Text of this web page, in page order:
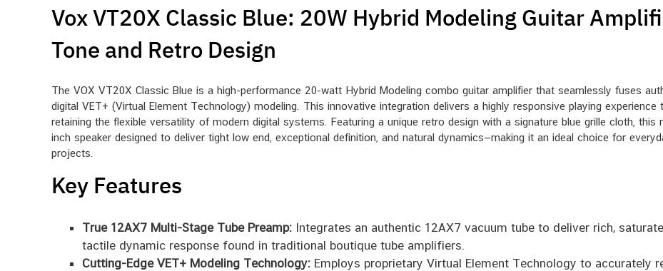
Vox VT20X Classic Blue: 20W Hybrid Modeling Guitar
Tone and Retro Design
The VOX VT20X Classic Blue is a high-performance 20-watt Hybrid Modeling combo guitar amplifier that seamlessly fuses
digital VET+ (Virtual Element Technology) modeling. This innovative integration delivers a highly responsive playing
retaining the flexible versatility of modern digital systems. Featuring a unique retro design with a signature blue grille cloth,
inch speaker designed to deliver tight low end, exceptional definition, and natural dynamics—making it an ideal choice for
projects.
Key Features
True 12AX7 Multi-Stage Tube Preamp:Integrates an authentic 12AX7 vacuum tube to deliver rich,
tactile dynamic response found in traditional boutique tube amplifiers.
Cutting-Edge VET+ Modeling Technology:Employs proprietary Virtual Element Technology to accurately